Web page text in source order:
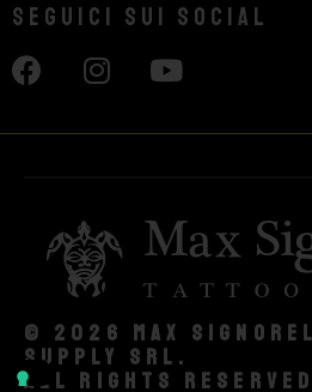
Seguici sui social
© 2026 Max
supply srl.
All rights